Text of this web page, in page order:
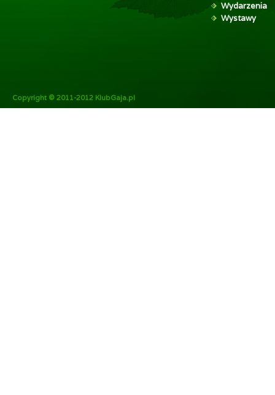
Wydarzenia
Wystawy
Copyright © 2011-2012 KlubGaja.pl